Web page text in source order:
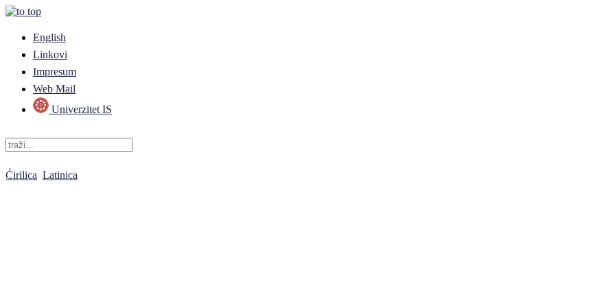
English
Linkovi
Impresum
Web Mail
Univerzitet IS
Ćirilica Latinica